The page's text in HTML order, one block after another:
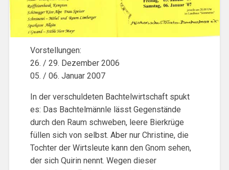
Vorstellungen:
26. / 29. Dezember 2006
05. / 06. Januar 2007
In der verschuldeten Bachtelwirtschaft spukt
es: Das Bachtelmännle lässt Gegenstände
durch den Raum schweben, leere Bierkrüge
füllen sich von selbst. Aber nur Christine, die
Tochter der Wirtsleute kann den Gnom sehen,
der sich Quirin nennt. Wegen dieser